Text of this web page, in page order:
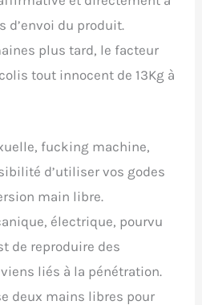
d’envoi du produit.
plus tard, le facteur
tout innocent de 13Kg à
fucking machine,
d’utiliser vos godes
main libre.
électrique, pourvu
de reproduire des
liés à la pénétration.
deux mains libres pour